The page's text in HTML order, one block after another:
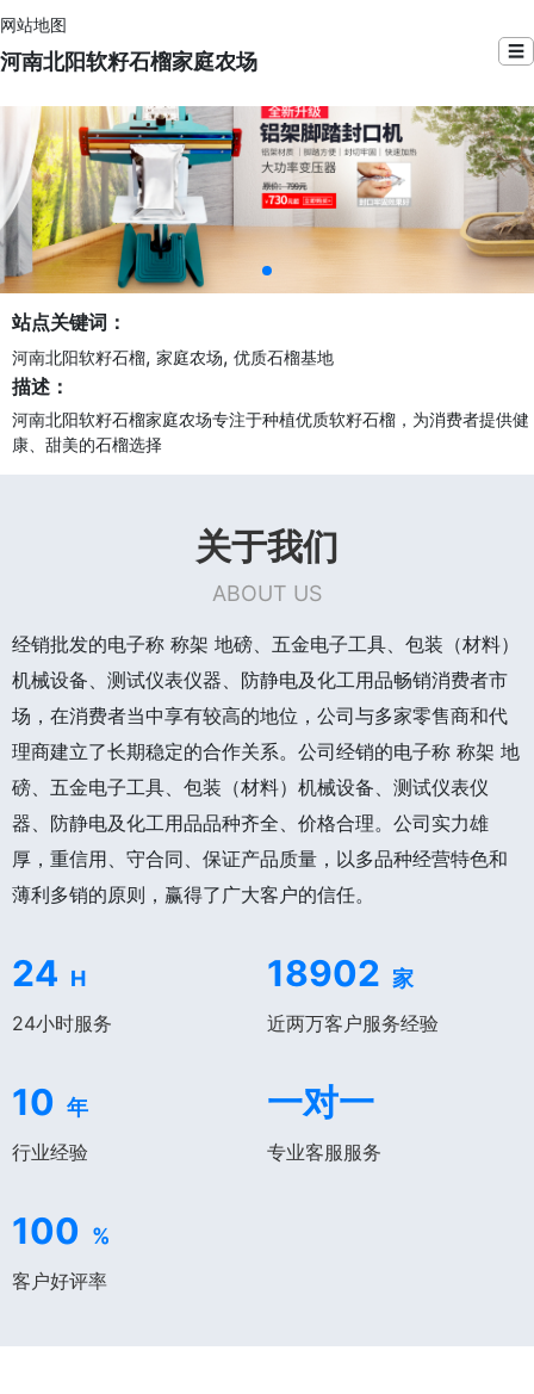
网站地图
河南北阳软籽石榴家庭农场 ☰
站点关键词：
河南北阳软籽石榴, 家庭农场, 优质石榴基地
描述：
河南北阳软籽石榴家庭农场专注于种植优质软籽石榴，为消费者提供健
康、甜美的石榴选择
关于我们
ABOUT US
经销批发的电子称 称架 地磅、五金电子工具、包装（材料）
机械设备、测试仪表仪器、防静电及化工用品畅销消费者市
场，在消费者当中享有较高的地位，公司与多家零售商和代
理商建立了长期稳定的合作关系。公司经销的电子称 称架 地
磅、五金电子工具、包装（材料）机械设备、测试仪表仪
器、防静电及化工用品品种齐全、价格合理。公司实力雄
厚，重信用、守合同、保证产品质量，以多品种经营特色和
薄利多销的原则，赢得了广大客户的信任。
24 H
24小时服务
18902 家
近两万客户服务经验
10 年
行业经验
一对一
专业客服服务
100 %
客户好评率